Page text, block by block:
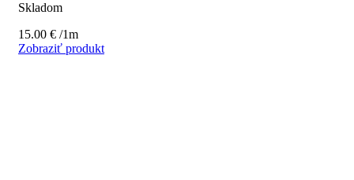
Skladom
15.00 € /1m
Zobraziť produkt